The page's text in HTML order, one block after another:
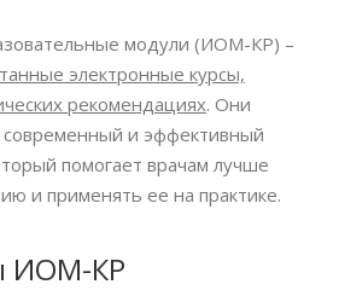
модули (ИОМ-КР) –
электронные курсы,
рекомендациях. Они
современный и эффективный
помогает врачам лучше
и применять ее на практике.
ИОМ-КР